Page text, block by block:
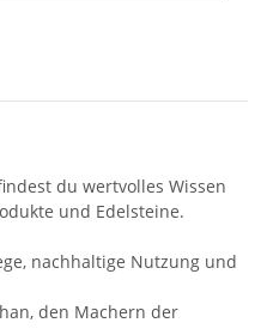
du wertvolles Wissen
und Edelsteine.
nachhaltige Nutzung und
den Machern der